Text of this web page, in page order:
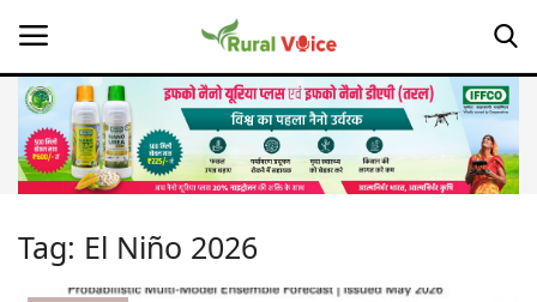
Home
About Us
Tag: El Niño 2026